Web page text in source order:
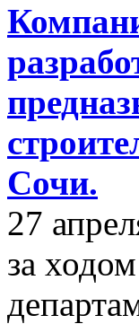
Сочи.
27
за